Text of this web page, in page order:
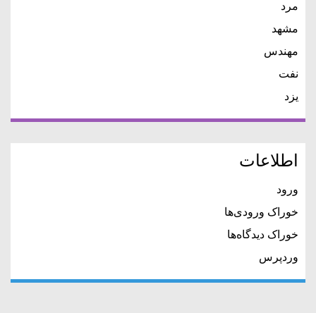
مرد
مشهد
مهندس
نفت
یزد
اطلاعات
ورود
خوراک ورودی‌ها
خوراک دیدگاه‌ها
وردپرس